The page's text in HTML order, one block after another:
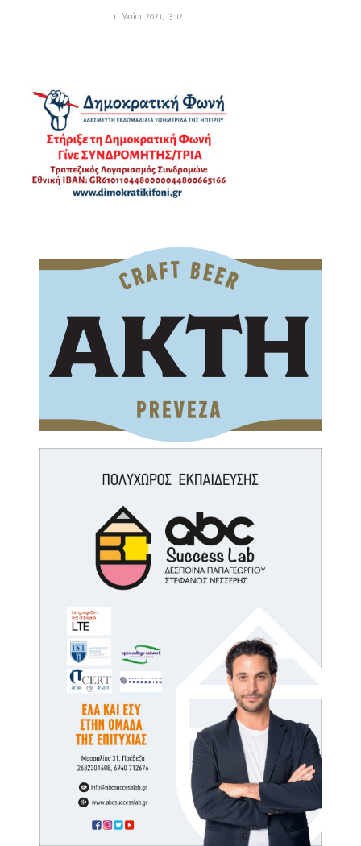
11 Μαΐου 2021, 13:12